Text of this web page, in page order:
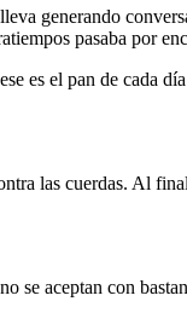
generando
pasaba por
es el pan de cada
las cuerdas. Al
aceptan con